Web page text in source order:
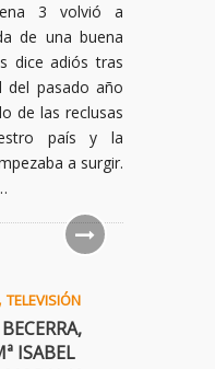
3 volvió a
de una buena
dice adiós tras
del pasado año
de las reclusas
país y la
a surgir.
, TELEVISIÓN
ISABEL